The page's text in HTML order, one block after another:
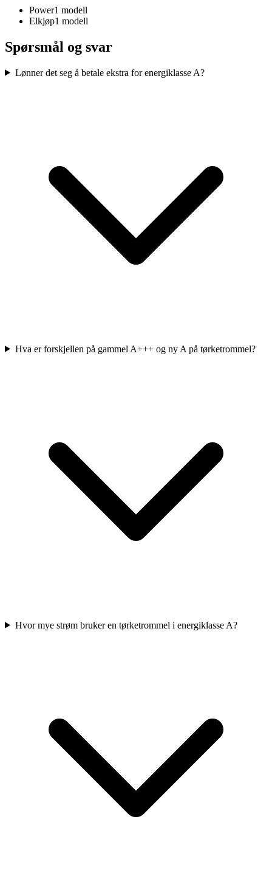
Power1 modell
Elkjøp1 modell
Spørsmål og svar
Lønner det seg å betale ekstra for energiklasse A?
Hva er forskjellen på gammel A+++ og ny A på tørketrommel?
Hvor mye strøm bruker en tørketrommel i energiklasse A?